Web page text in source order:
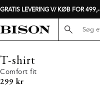
GRATIS LEVERING V/ KØB FOR 499,-
Søg her...
T-shirt
Comfort fit
I alt (inkl. rabat)
299 kr